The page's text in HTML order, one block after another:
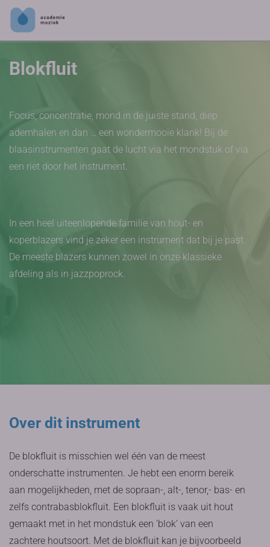
Blokfluit
Focus, concentratie, mond in de juiste stand, diep
ademhalen en dan … een wondermooie klank! Bij de
blaasinstrumenten gaat de lucht via het mondstuk of via
een riet door het instrument.
In een heel uiteenlopende familie van hout- en
koperblazers vind je zeker een instrument dat bij je past.
De meeste blazers kunnen zowel in onze klassieke
afdeling als in jazzpoprock.
Over dit instrument
De blokfluit is misschien wel één van de meest
onderschatte instrumenten. Je hebt een enorm bereik
aan mogelijkheden, met de sopraan-, alt-, tenor,- bas- en
zelfs contrabasblokfluit. Een blokfluit is vaak uit hout
gemaakt met in het mondstuk een ‘blok’ van een
zachtere houtsoort. Met de blokfluit kan je bijvoorbeeld